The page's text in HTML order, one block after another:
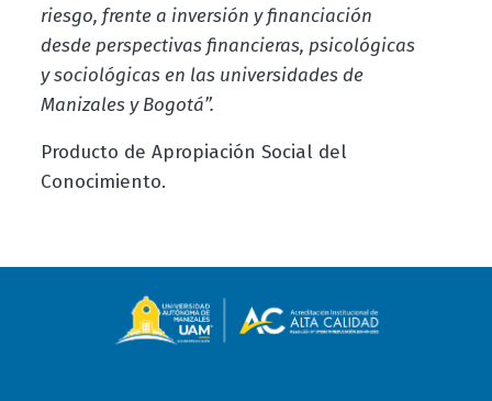
riesgo, frente a inversión y financiación
desde perspectivas financieras, psicológicas
y sociológicas en las universidades de
Manizales y Bogotá”.
Producto de Apropiación Social del
Conocimiento.